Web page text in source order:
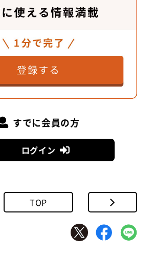
嘉 さん
できる塗装
れているのは、上段～下段がステ
すでに会員の方
ログイン
TOP